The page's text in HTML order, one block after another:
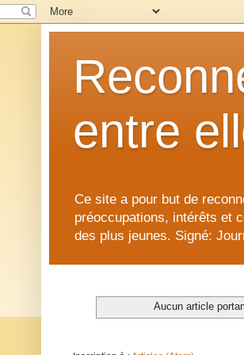
entre
Ce site a pour but de
préoccupations, intérêts et
des plus jeunes. Signé:
Aucun article